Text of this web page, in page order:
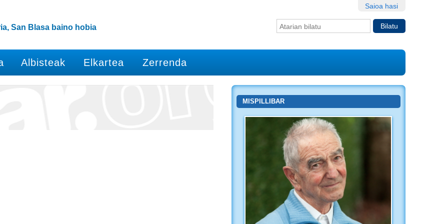
Saioa hasi
Bilatu atarian
San Blasa baino hobia
Albisteak Elkartea Zerrenda
MISPILLIBAR